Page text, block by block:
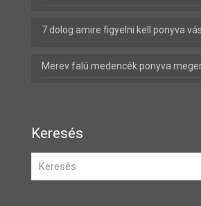
7 dolog amire figyelni kell ponyva
Merev falú medencék ponyva
Keresés